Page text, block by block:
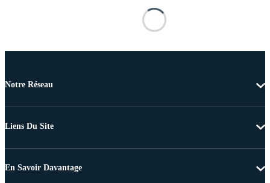
Notre Réseau
Liens Du Site
En Savoir Davantage